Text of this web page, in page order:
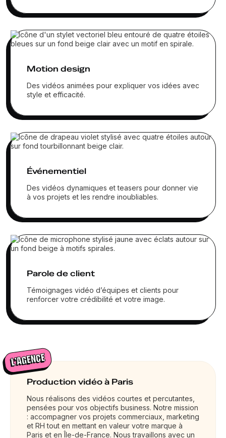
Motion design
Des vidéos animées pour expliquer vos idées avec
style et efficacité.
Événementiel
Des vidéos dynamiques et teasers pour donner vie
à vos projets et les rendre inoubliables.
Parole de client
Témoignages vidéo d’équipes et clients pour
renforcer votre crédibilité et votre image.
Production vidéo à Paris
Nous réalisons des vidéos courtes et percutantes,
pensées pour vos objectifs business. Notre mission
: accompagner vos projets commerciaux, marketing
et RH tout en mettant en valeur votre marque à
Paris et en Île-de-France. Nous travaillons avec un
L’AGENCE